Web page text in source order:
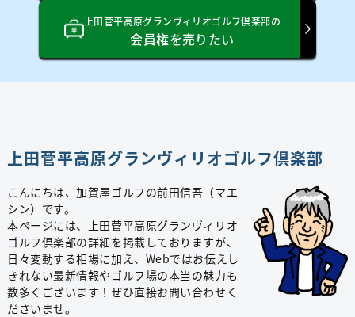
上田菅平高原グランヴィリオゴルフ倶楽部の
会員権を売りたい
上田菅平高原グランヴィリオゴルフ倶楽部
こんにちは、加賀屋ゴルフの前田信吾（マエ
シン）です。
本ページには、上田菅平高原グランヴィリオ
ゴルフ倶楽部の詳細を掲載しておりますが、
日々変動する相場に加え、Webではお伝えし
きれない最新情報やゴルフ場の本当の魅力も
数多くございます！ぜひ直接お問い合わせく
ださいませ。